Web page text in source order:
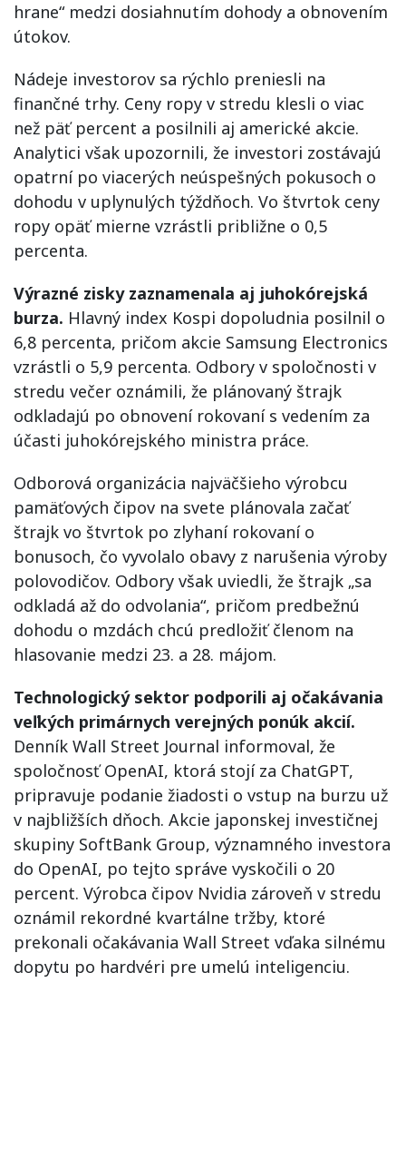
hrane“ medzi dosiahnutím dohody a obnovením
útokov.
Nádeje investorov sa rýchlo preniesli na
finančné trhy. Ceny ropy v stredu klesli o viac
než päť percent a posilnili aj americké akcie.
Analytici však upozornili, že investori zostávajú
opatrní po viacerých neúspešných pokusoch o
dohodu v uplynulých týždňoch. Vo štvrtok ceny
ropy opäť mierne vzrástli približne o 0,5
percenta.
Výrazné zisky zaznamenala aj juhokórejská
burza. Hlavný index Kospi dopoludnia posilnil o
6,8 percenta, pričom akcie Samsung Electronics
vzrástli o 5,9 percenta. Odbory v spoločnosti v
stredu večer oznámili, že plánovaný štrajk
odkladajú po obnovení rokovaní s vedením za
účasti juhokórejského ministra práce.
Odborová organizácia najväčšieho výrobcu
pamäťových čipov na svete plánovala začať
štrajk vo štvrtok po zlyhaní rokovaní o
bonusoch, čo vyvolalo obavy z narušenia výroby
polovodičov. Odbory však uviedli, že štrajk „sa
odkladá až do odvolania“, pričom predbežnú
dohodu o mzdách chcú predložiť členom na
hlasovanie medzi 23. a 28. májom.
Technologický sektor podporili aj očakávania
veľkých primárnych verejných ponúk akcií.
Denník Wall Street Journal informoval, že
spoločnosť OpenAI, ktorá stojí za ChatGPT,
pripravuje podanie žiadosti o vstup na burzu už
v najbližších dňoch. Akcie japonskej investičnej
skupiny SoftBank Group, významného investora
do OpenAI, po tejto správe vyskočili o 20
percent. Výrobca čipov Nvidia zároveň v stredu
oznámil rekordné kvartálne tržby, ktoré
prekonali očakávania Wall Street vďaka silnému
dopytu po hardvéri pre umelú inteligenciu.